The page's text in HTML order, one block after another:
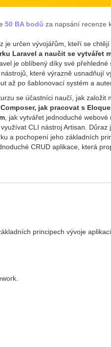
50 BA bodů za napsání recenze
je určen vývojářům, kteří se
Laravel a naučit se vytvářet
je oblíbený díky své
které výrazně usnadňují
až po šablonovací systém a
se účastníci naučí, jak založit
jak pracovat s
, jak vytvářet jednoduché
CLI nástroj Artisan.
a pochopení jeho základních
CRUD aplikace, která
principech vývoje